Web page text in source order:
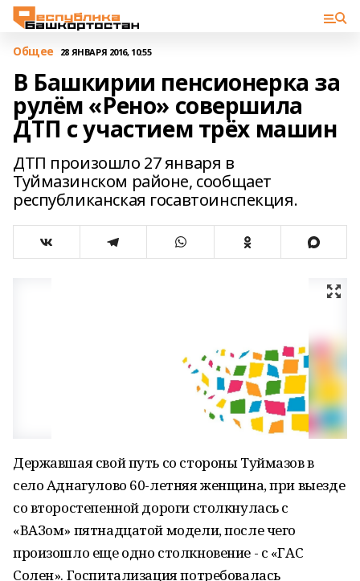
Общее 28 ЯНВАРЯ 2016, 10:55
В Башкирии пенсионерка за
рулём «Рено» совершила
ДТП с участием трёх машин
ДТП произошло 27 января в
Туймазинском районе, сообщает
республиканская госавтоинспекция.
Державшая свой путь со стороны Туймазов в
село Аднагулово 60-летняя женщина, при выезде
со второстепенной дороги столкнулась с
«ВАЗом» пятнадцатой модели, после чего
произошло еще одно столкновение - с «ГАС
Солен». Госпитализация потребовалась